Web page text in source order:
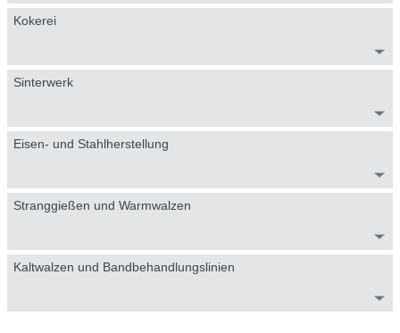
Kokerei
Sinterwerk
Eisen- und Stahlherstellung
Stranggießen und Warmwalzen
Kaltwalzen und Bandbehandlungslinien